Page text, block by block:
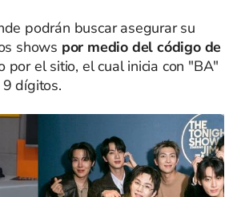
podrán buscar asegurar su
shows por medio del código de
el sitio, el cual inicia con "BA"
dígitos.